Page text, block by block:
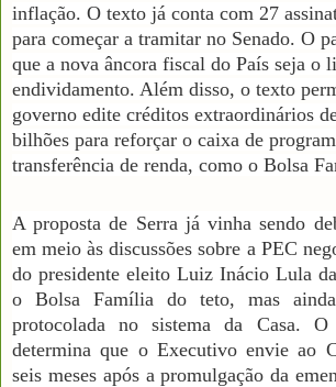
inflação. O texto já conta com 27
para começar a tramitar no Senado. O
que a nova âncora fiscal do País seja o
endividamento. Além disso, o texto
governo edite créditos extraordinários
bilhões para reforçar o caixa de
transferência de renda, como o Bolsa
A proposta de Serra já vinha sendo
em meio às discussões sobre a PEC
do presidente eleito Luiz Inácio Lula
o Bolsa Família do teto, mas
protocolada no sistema da Casa.
determina que o Executivo envie ao
seis meses após a promulgação da